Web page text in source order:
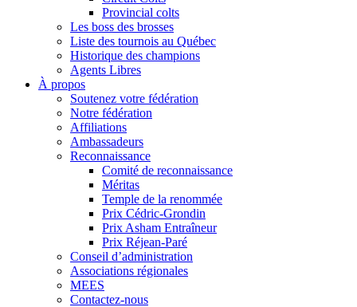
Provincial colts
Les boss des brosses
Liste des tournois au Québec
Historique des champions
Agents Libres
À propos
Soutenez votre fédération
Notre fédération
Affiliations
Ambassadeurs
Reconnaissance
Comité de reconnaissance
Méritas
Temple de la renommée
Prix Cédric-Grondin
Prix Asham Entraîneur
Prix Réjean-Paré
Conseil d’administration
Associations régionales
MEES
Contactez-nous